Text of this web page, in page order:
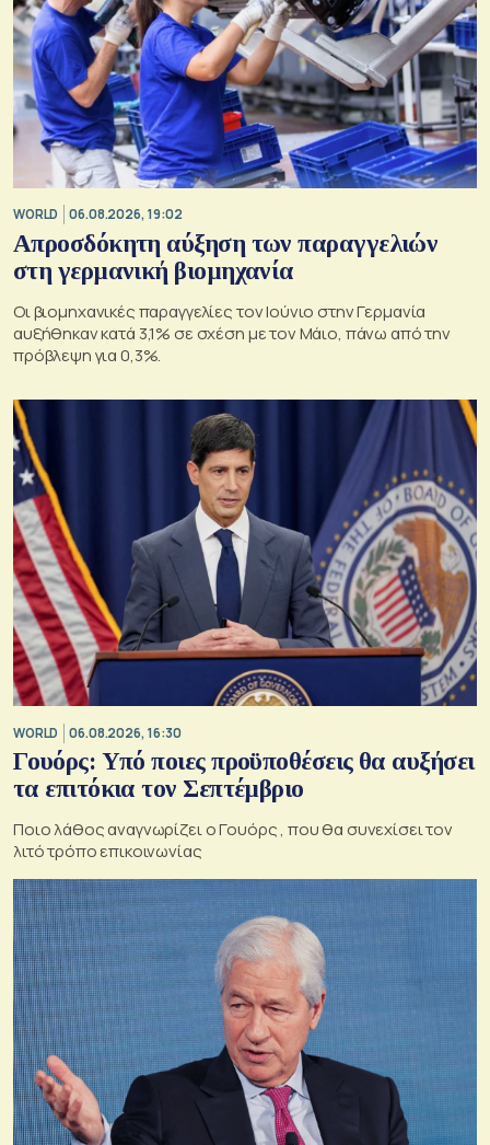
WORLD 06.08.2026, 19:02
Απροσδόκητη αύξηση των παραγγελιών
στη γερμανική βιομηχανία
Οι βιομηχανικές παραγγελίες τον Ιούνιο στην Γερμανία
αυξήθηκαν κατά 3,1% σε σχέση με τον Μάιο, πάνω από την
πρόβλεψη για 0,3%.
WORLD 06.08.2026, 16:30
Γουόρς: Υπό ποιες προϋποθέσεις θα αυξήσει
τα επιτόκια τον Σεπτέμβριο
Ποιο λάθος αναγνωρίζει ο Γουόρς , που θα συνεχίσει τον
λιτό τρόπο επικοινωνίας